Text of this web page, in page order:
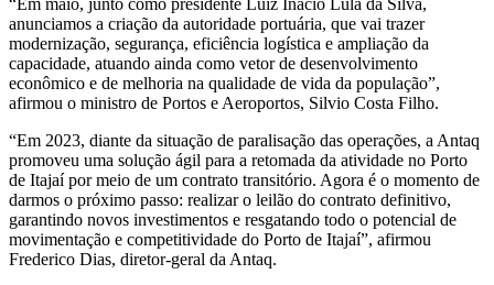
anunciamos a criação da autoridade portuária, que vai trazer
modernização, segurança, eficiência logística e ampliação da
capacidade, atuando ainda como vetor de desenvolvimento
econômico e de melhoria na qualidade de vida da população”,
afirmou o ministro de Portos e Aeroportos, Silvio Costa Filho.
“Em 2023, diante da situação de paralisação das operações, a Antaq
promoveu uma solução ágil para a retomada da atividade no Porto
de Itajaí por meio de um contrato transitório. Agora é o momento de
darmos o próximo passo: realizar o leilão do contrato definitivo,
garantindo novos investimentos e resgatando todo o potencial de
movimentação e competitividade do Porto de Itajaí”, afirmou
Frederico Dias, diretor-geral da Antaq.